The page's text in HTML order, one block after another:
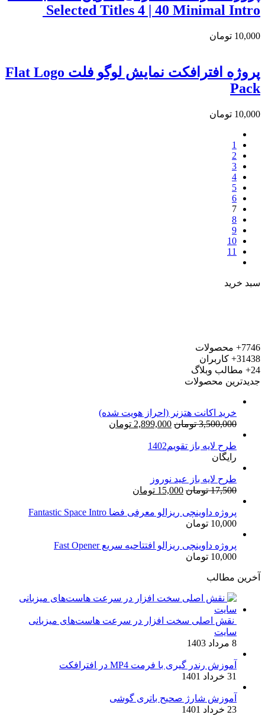
Selected Titles 4 | 40 Minimal Intro
10,000 تومان
پروژه افترافکت نمایش لوگو فلت Flat Logo
Pack
10,000 تومان
1
2
3
4
5
6
7
8
9
10
11
سبد خرید
7746+
محصولات
31438+
کاربران
24+
مطالب وبلاگ
جدیدترین محصولات
خرید اکانت هتزنر (احراز هویت شده)
3,500,000 تومان قیمت
2,899,000 تومان
طرح لایه باز تقویم1402
رایگان
طرح لایه باز عید نوروز
17,500 تومان قیمت
17,500 تومان
15,000 تومان
15,000 تومان.
پروژه داوینچی ریزالو معرفی فضا Fantastic Space Intro
10,000 تومان
پروژه داوینچی ریزالو افتتاحیه سریع Fast Opener
10,000 تومان
آخرین مطالب
نقش اصلی سخت افزار در سرعت هاست‌های میزبانی
سایت
8 مرداد 1403
آموزش رندر گیری با فرمت MP4 در افترافکت
31 خرداد 1401
آموزش شارژ صحیح باتری گوشی
23 خرداد 1401